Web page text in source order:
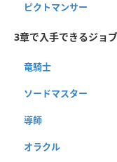
ピクトマンサー
3章で入手できるジョブ
竜騎士
ソードマスター
導師
オラクル